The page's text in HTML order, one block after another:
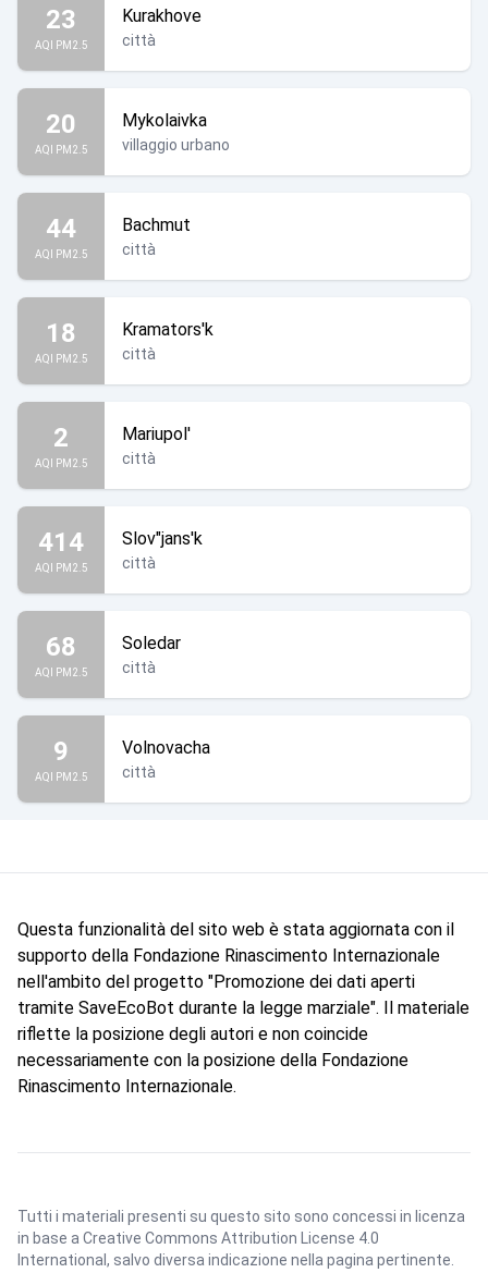
23
AQI PM2.5
Kurakhove
città
20
AQI PM2.5
Mykolaivka
villaggio urbano
44
AQI PM2.5
Bachmut
città
18
AQI PM2.5
Kramators'k
città
2
AQI PM2.5
Mariupol'
città
414
AQI PM2.5
Slov"jans'k
città
68
AQI PM2.5
Soledar
città
9
AQI PM2.5
Volnovacha
città
Questa funzionalità del sito web è stata aggiornata con il
supporto della Fondazione Rinascimento Internazionale
nell'ambito del progetto "Promozione dei dati aperti
tramite SaveEcoBot durante la legge marziale". Il materiale
riflette la posizione degli autori e non coincide
necessariamente con la posizione della Fondazione
Rinascimento Internazionale.
Tutti i materiali presenti su questo sito sono concessi in licenza
in base a Creative Commons Attribution License 4.0
International , salvo diversa indicazione nella pagina pertinente.